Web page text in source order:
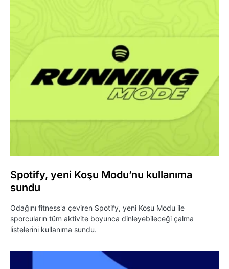
Spotify, yeni Koşu Modu’nu kullanıma
sundu
Odağını fitness'a çeviren Spotify, yeni Koşu Modu ile
sporcuların tüm aktivite boyunca dinleyebileceği çalma
listelerini kullanıma sundu.